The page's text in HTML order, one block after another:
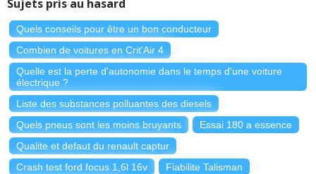
Sujets pris au hasard
Quels conseils pour être un bon conducteur
Combien de voitures en Crit'Air 4
Quelle est la perte d'autonomie dans le temps d'une voiture
électrique ?
Liste des substances polluantes des diesels
Quels pneus sont les moins bruyants
Essai 180 a essence
Qualite et defaut du renault captur
Crash test ford focus 1,6l 16v
Fiabilite Talisman